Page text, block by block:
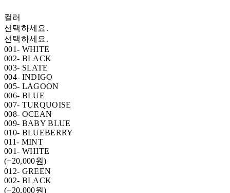
컬러
선택하세요.
선택하세요.
001- WHITE
002- BLACK
003- SLATE
004- INDIGO
005- LAGOON
006- BLUE
007- TURQUOISE
008- OCEAN
009- BABY BLUE
010- BLUEBERRY
011- MINT
001- WHITE
(+20,000원)
012- GREEN
002- BLACK
(+20,000원)